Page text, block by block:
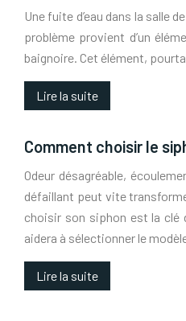
Une fuite d’eau dans la salle
problème provient d’un
baignoire. Cet élément,
Lire la suite
Comment choisir le
Odeur désagréable,
défaillant peut vite
choisir son siphon est la clé
aidera à sélectionner le
Lire la suite